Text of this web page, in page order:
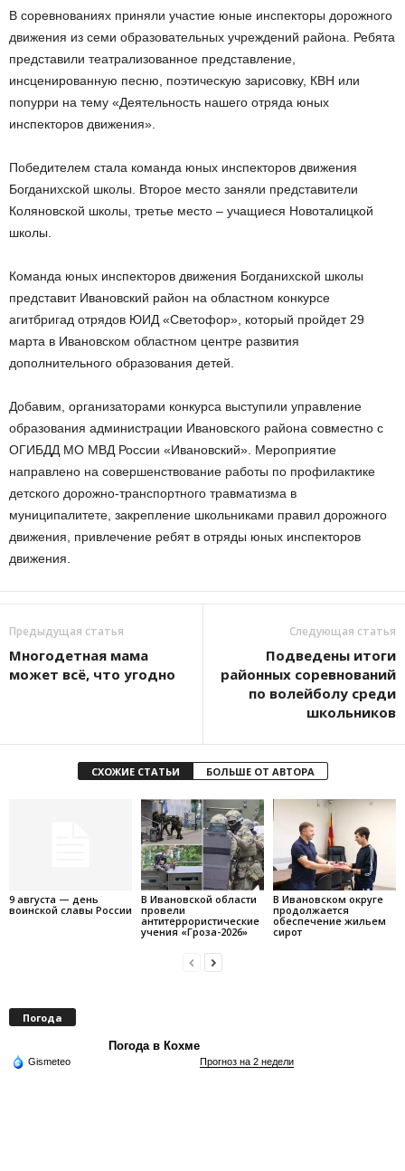
В соревнованиях приняли участие юные инспекторы дорожного
движения из семи образовательных учреждений района. Ребята
представили театрализованное представление,
инсценированную песню, поэтическую зарисовку, КВН или
попурри на тему «Деятельность нашего отряда юных
инспекторов движения».
Победителем стала команда юных инспекторов движения
Богданихской школы. Второе место заняли представители
Коляновской школы, третье место – учащиеся Новоталицкой
школы.
Команда юных инспекторов движения Богданихской школы
представит Ивановский район на областном конкурсе
агитбригад отрядов ЮИД «Светофор», который пройдет 29
марта в Ивановском областном центре развития
дополнительного образования детей.
Добавим, организаторами конкурса выступили управление
образования администрации Ивановского района совместно с
ОГИБДД МО МВД России «Ивановский». Мероприятие
направлено на совершенствование работы по профилактике
детского дорожно-транспортного травматизма в
муниципалитете, закрепление школьниками правил дорожного
движения, привлечение ребят в отряды юных инспекторов
движения.
Предыдущая статья
Многодетная мама
может всё, что угодно
Следующая статья
Подведены итоги
районных соревнований
по волейболу среди
школьников
СХОЖИЕ СТАТЬИ БОЛЬШЕ ОТ АВТОРА
9 августа — день
воинской славы России
В Ивановской области
провели
антитеррористические
учения «Гроза-2026»
В Ивановском округе
продолжается
обеспечение жильем
сирот
Погода
Погода в Кохме
Gismeteo Прогноз на 2 недели